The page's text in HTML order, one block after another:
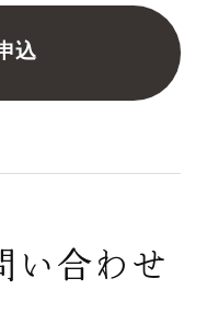
込
い合わせ